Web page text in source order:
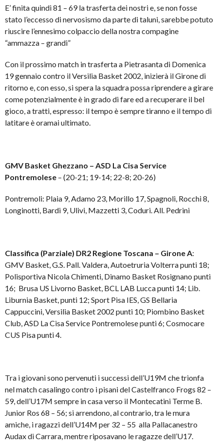
E’ finita quindi 81 – 69 la trasferta dei nostri e, se non fosse
stato l’eccesso di nervosismo da parte di taluni, sarebbe potuto
riuscire l’ennesimo colpaccio della nostra compagine
“ammazza – grandi”
Con il prossimo match in trasferta a Pietrasanta di Domenica
19 gennaio contro il Versilia Basket 2002, inizierà il Girone di
ritorno e, con esso, si spera la squadra possa riprendere a girare
come potenzialmente è in grado di fare ed a recuperare il bel
gioco, a tratti, espresso: il tempo è sempre tiranno e il tempo di
latitare è oramai ultimato.
GMV Basket Ghezzano – ASD La Cisa Service
Pontremolese – (20-21; 19-14; 22-8; 20-26)
Pontremoli: Plaia 9, Adamo 23, Morillo 17, Spagnoli, Rocchi 8,
Longinotti, Bardi 9, Ulivi, Mazzetti 3, Coduri. All. Pedrini
Classifica (Parziale) DR2 Regione Toscana – Girone A:
GMV Basket, G.S. Pall. Valdera, Autoetruria Volterra punti 18;
Polisportiva Nicola Chimenti, Dinamo Basket Rosignano punti
16; Brusa US Livorno Basket, BCL LAB Lucca punti 14; Lib.
Liburnia Basket, punti 12; Sport Pisa IES, GS Bellaria
Cappuccini, Versilia Basket 2002 punti 10; Piombino Basket
Club, ASD La Cisa Service Pontremolese punti 6; Cosmocare
CUS Pisa punti 4.
Tra i giovani sono pervenuti i successi dell’U19M che trionfa
nel match casalingo contro i pisani del Castelfranco Frogs 82 –
59, dell’U17M sempre in casa verso il Montecatini Terme B.
Junior Ros 68 – 56; si arrendono, al contrario, tra le mura
amiche, i ragazzi dell’U14M per 32 – 55 alla Pallacanestro
Audax di Carrara, mentre riposavano le ragazze dell’U17.